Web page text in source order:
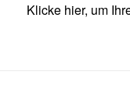
Klicke hier, um